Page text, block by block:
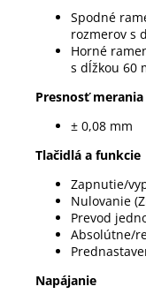
Spodné
rozmerov s
Horné
s dĺžkou 60
Presnosť merania
± 0,08 mm
Tlačidlá a funkcie
Zapnutie/
Nulovanie
Prevod
Absolútne/
Napájanie